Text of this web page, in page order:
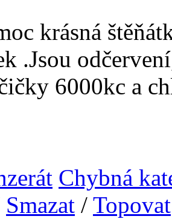
krásná
.Jsou
6000kc a
Chybná
Smazat / Topovat